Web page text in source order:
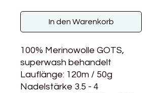
In den Warenkorb
100% Merinowolle GOTS,
superwash behandelt
Lauflänge: 120m / 50g
Nadelstärke 3.5 - 4